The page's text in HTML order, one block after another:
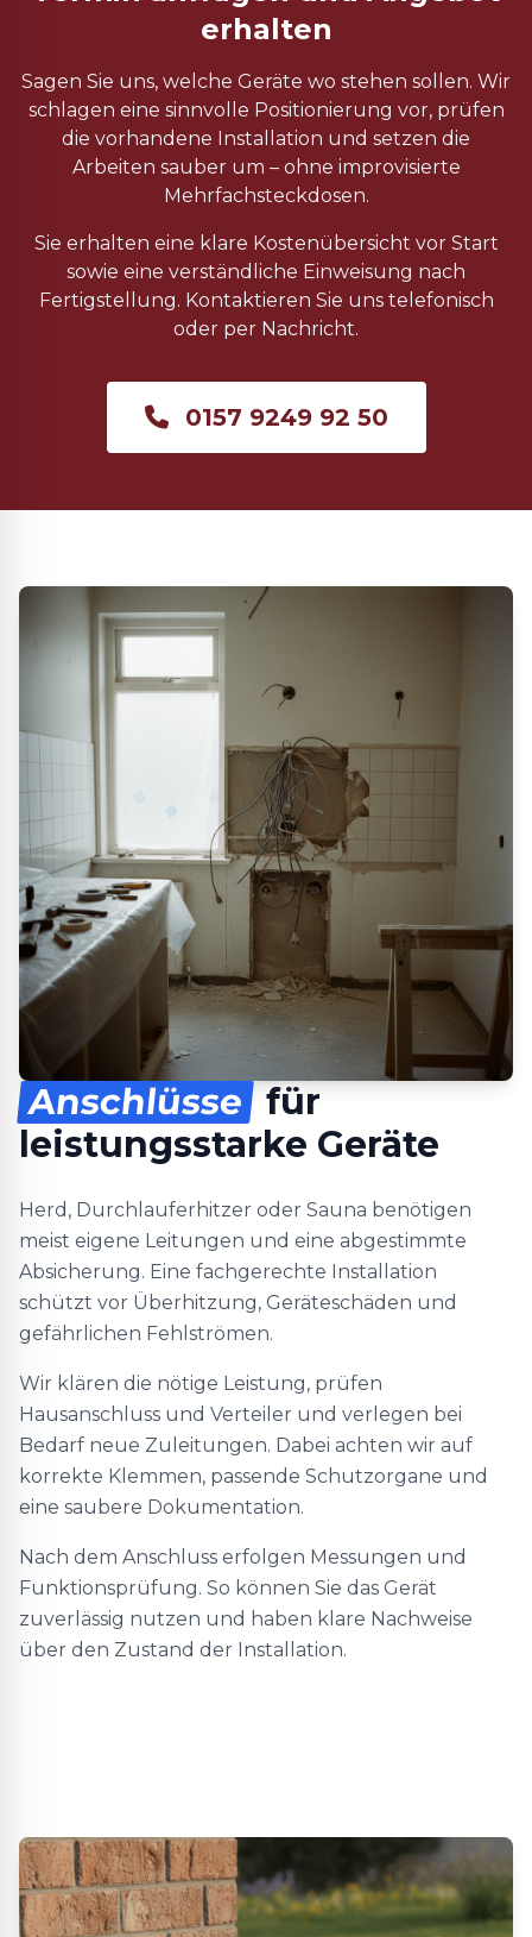
erhalten
Sagen Sie uns, welche Geräte wo stehen sollen. Wir
schlagen eine sinnvolle Positionierung vor, prüfen
die vorhandene Installation und setzen die
Arbeiten sauber um – ohne improvisierte
Mehrfachsteckdosen.
Sie erhalten eine klare Kostenübersicht vor Start
sowie eine verständliche Einweisung nach
Fertigstellung. Kontaktieren Sie uns telefonisch
oder per Nachricht.
0157 9249 92 50
Anschlüsse für
leistungsstarke Geräte
Herd, Durchlauferhitzer oder Sauna benötigen
meist eigene Leitungen und eine abgestimmte
Absicherung. Eine fachgerechte Installation
schützt vor Überhitzung, Geräteschäden und
gefährlichen Fehlströmen.
Wir klären die nötige Leistung, prüfen
Hausanschluss und Verteiler und verlegen bei
Bedarf neue Zuleitungen. Dabei achten wir auf
korrekte Klemmen, passende Schutzorgane und
eine saubere Dokumentation.
Nach dem Anschluss erfolgen Messungen und
Funktionsprüfung. So können Sie das Gerät
zuverlässig nutzen und haben klare Nachweise
über den Zustand der Installation.